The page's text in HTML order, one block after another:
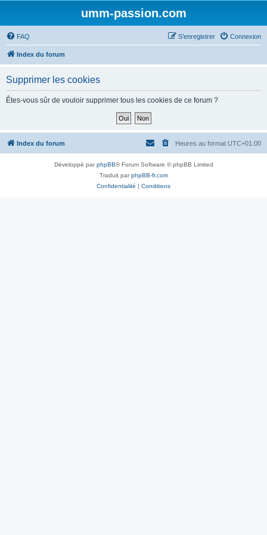
umm-passion.com
FAQ Connexion
S’enregistrer
Index du forum
Supprimer les cookies
Êtes-vous sûr de vouloir supprimer tous les cookies de ce forum ?
Index du forum Heures au format UTC+01:00
Développé parphpBB® Forum Software © phpBB Limited
Traduit parphpBB-fr.com
Confidentialité | Conditions